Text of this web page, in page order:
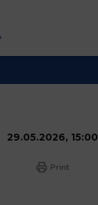
29.05.2026, 15:00
Print